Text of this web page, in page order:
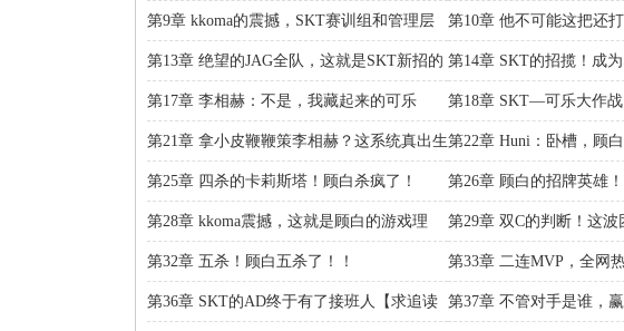
第9章 kkoma的震撼，SKT赛训组和管理层
躁动了
第10章 他不可能这把还
第13章 绝望的JAG全队，这就是SKT新招的
新人AD吗？
第14章 SKT的招揽！成
第17章 李相赫：不是，我藏起来的可乐
呢？！
第18章 SKT—可乐大作战
第21章 拿小皮鞭鞭策李相赫？这系统真出生
啊！
第22章 Huni：卧槽，顾
第25章 四杀的卡莉斯塔！顾白杀疯了！ 第26章 顾白的招牌英雄
第28章 kkoma震撼，这就是顾白的游戏理
解！
第29章 双C的判断！这波
第32章 五杀！顾白五杀了！！ 第33章 二连MVP，全网热
第36章 SKT的AD终于有了接班人【求追读 第37章 不管对手是谁，